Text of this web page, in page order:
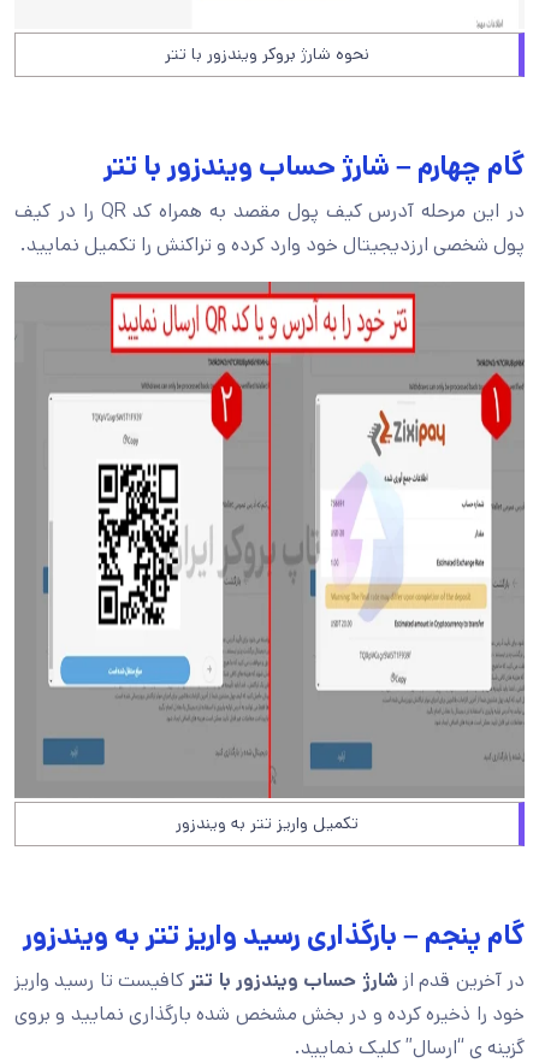
نحوه شارژ بروکر ویندزور با تتر
گام چهارم – شارژ حساب ویندزور با تتر
در این مرحله آدرس کیف پول مقصد به همراه کد QR را در کیف
پول شخصی ارزدیجیتال خود وارد کرده و تراکنش را تکمیل نمایید.
تکمیل واریز تتر به ویندزور
گام پنجم – بارگذاری رسید واریز تتر به ویندزور
در آخرین قدم از شارژ حساب ویندزور با تترکافیست تا رسید واریز
خود را ذخیره کرده و در بخش مشخص شده بارگذاری نمایید و بروی
گزینه ی “ارسال” کلیک نمایید.